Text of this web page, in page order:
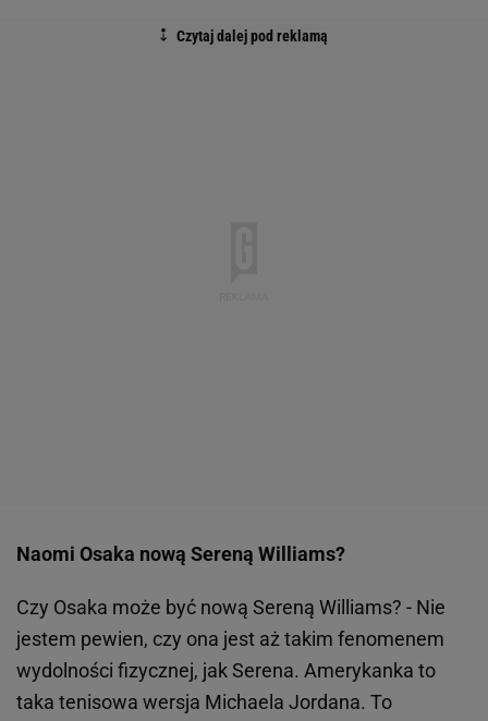
Naomi Osaka nową Sereną Williams?
Czy Osaka może być nową Sereną Williams? - Nie
jestem pewien, czy ona jest aż takim fenomenem
wydolności fizycznej, jak Serena. Amerykanka to
taka tenisowa wersja Michaela Jordana. To